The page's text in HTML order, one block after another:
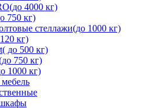
4000 кг)
750 кг)
стеллажи(до 1000 кг)
кг)
до 500 кг)
750 кг)
1000 кг)